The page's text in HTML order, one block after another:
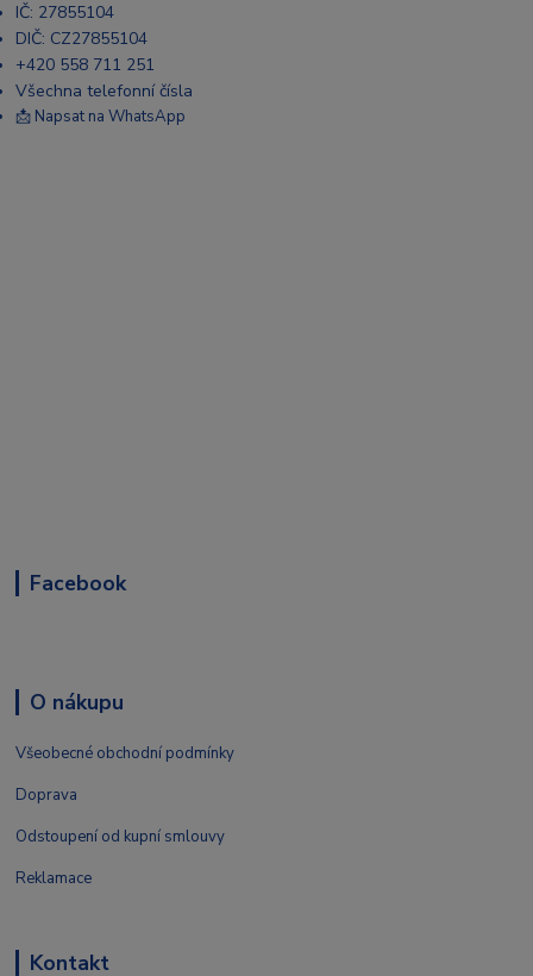
IČ: 27855104
DIČ: CZ27855104
+420 558 711 251
Všechna telefonní čísla
📩 Napsat na WhatsApp
Facebook
O nákupu
Všeobecné obchodní podmínky
Doprava
Odstoupení od kupní smlouvy
Reklamace
Kontakt